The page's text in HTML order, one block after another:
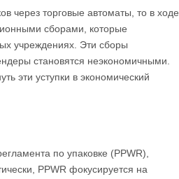
через торговые автоматы, то в ходе
сборами, которые
учреждениях. Эти сборы
становятся неэкономичными.
эти уступки в экономический
по упаковке (PPWR),
PPWR фокусируется на